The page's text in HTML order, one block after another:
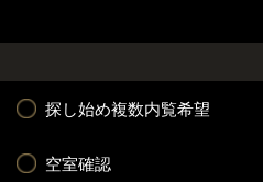
探し始め複数内覧希望
空室確認